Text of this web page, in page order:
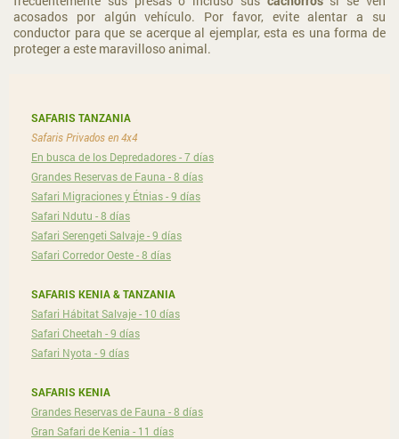
acosados por algún vehículo. Por favor, evite alentar a su
conductor para que se acerque al ejemplar, esta es una forma de
proteger a este maravilloso animal.
SAFARIS TANZANIA
Safaris Privados en 4x4
En busca de los Depredadores - 7 días
Grandes Reservas de Fauna - 8 días
Safari Migraciones y Étnias - 9 días
Safari Ndutu - 8 días
Safari Serengeti Salvaje - 9 días
Safari Corredor Oeste - 8 días
SAFARIS KENIA & TANZANIA
Safari Hábitat Salvaje - 10 días
Safari Cheetah - 9 días
Safari Nyota - 9 días
SAFARIS KENIA
Grandes Reservas de Fauna - 8 días
Gran Safari de Kenia - 11 días